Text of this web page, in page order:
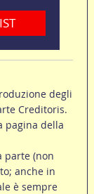
degli
Creditoris.
pagina della
parte (non
anche in
è sempre